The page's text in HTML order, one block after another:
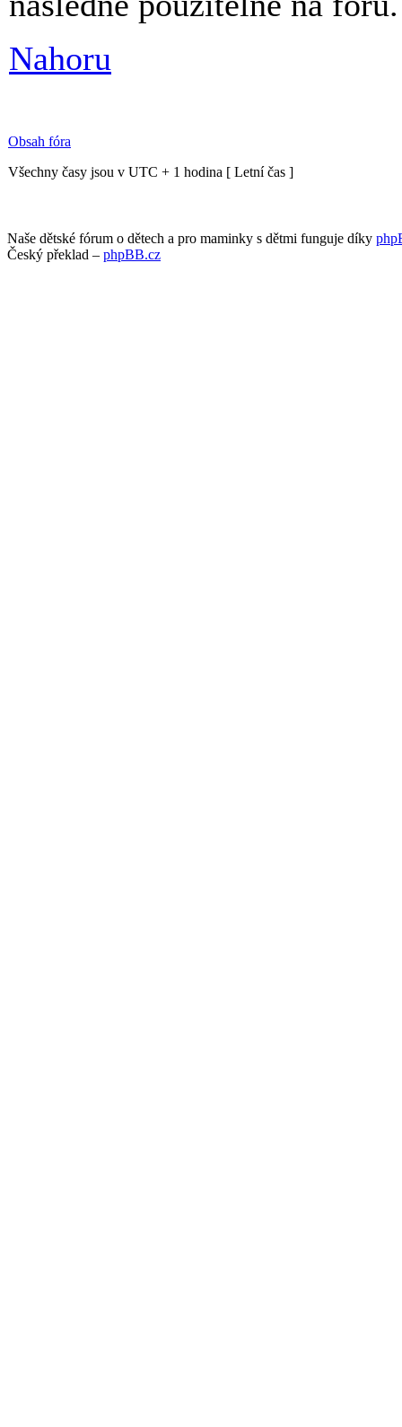
Nahoru
Obsah fóra
Všechny časy jsou v UTC + 1 hodina [ Letní čas ]
Naše dětské fórum o dětech a pro maminky s dětmi funguje díky
Český překlad – phpBB.cz